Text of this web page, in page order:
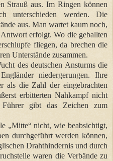
Strauß aus. Im Ringen können
unterschieden werden. Die
aus. Man wartet kaum noch,
erfolgt. Wo die geballten
fliegen, da brechen die
Unterstände zusammen.
des deutschen Ansturms die
niedergerungen. Ihre
als die Zahl der eingebrachten
erbitterten Nahkampf nicht
gibt das Zeichen zum
„Mitte“ nicht, wie beabsichtigt,
durchgeführt werden können,
Drahthindernis und durch
waren die Verbände zu